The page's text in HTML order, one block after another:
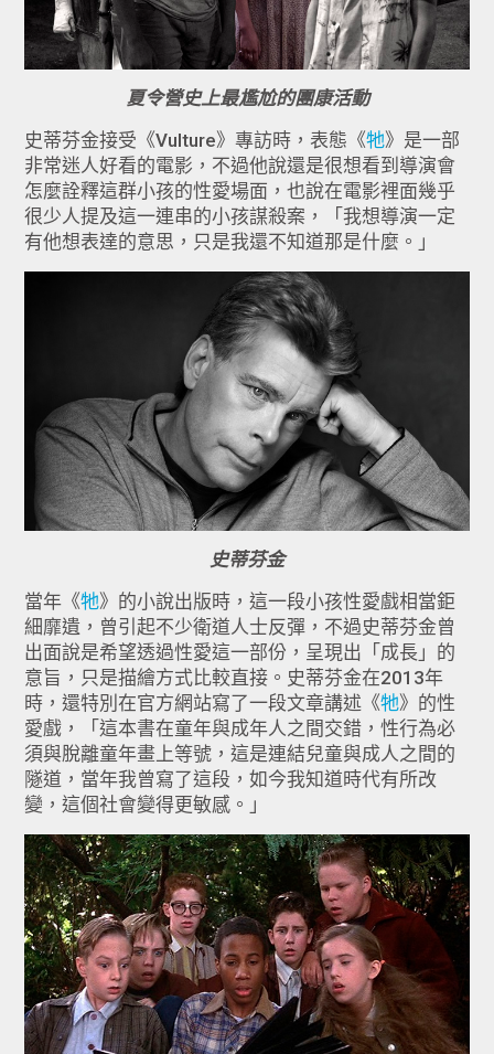
夏令營史上最尷尬的團康活動
史蒂芬金接受《Vulture》專訪時，表態《牠》是一部
非常迷人好看的電影，不過他說還是很想看到導演會
怎麼詮釋這群小孩的性愛場面，也說在電影裡面幾乎
很少人提及這一連串的小孩謀殺案，「我想導演一定
有他想表達的意思，只是我還不知道那是什麼。」
史蒂芬金
當年《牠》的小說出版時，這一段小孩性愛戲相當鉅
細靡遺，曾引起不少衛道人士反彈，不過史蒂芬金曾
出面說是希望透過性愛這一部份，呈現出「成長」的
意旨，只是描繪方式比較直接。史蒂芬金在2013年
時，還特別在官方網站寫了一段文章講述《牠》的性
愛戲，「這本書在童年與成年人之間交錯，性行為必
須與脫離童年畫上等號，這是連結兒童與成人之間的
隧道，當年我曾寫了這段，如今我知道時代有所改
變，這個社會變得更敏感。」